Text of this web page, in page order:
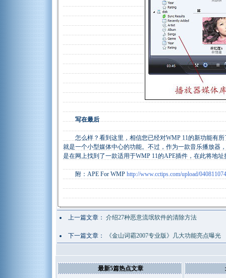
写在最后
怎么样？看到这里，相信您已经对WMP 11的新功能有所
就是一个小型媒体中心的功能。不过，作为一款音乐播放器
是在网上找到了一款适用于WMP 11的APE插件，在此将地
附：APE For WMP http://www.cctips.com/upload/
上一篇文章： 介绍27种恶意流氓软件的清除方法
下一篇文章： 《金山词霸2007专业版》几大功能亮点曝光
最新5篇热点文章